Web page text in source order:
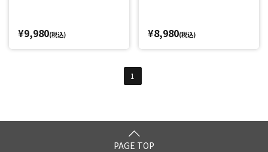
¥9,980(税込) ¥8,980(税込)
1
PAGE TOP